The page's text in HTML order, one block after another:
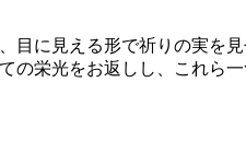
に見える形で祈りの実を
栄光をお返しし、これら